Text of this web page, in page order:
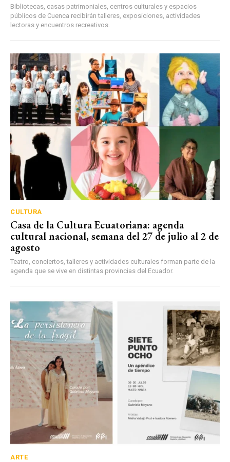
Bibliotecas, casas patrimoniales, centros culturales y espacios
públicos de Cuenca recibirán talleres, exposiciones, actividades
lectoras y encuentros recreativos.
CULTURA
Casa de la Cultura Ecuatoriana: agenda
cultural nacional, semana del 27 de julio al 2 de
agosto
Teatro, conciertos, talleres y actividades culturales forman parte de la
agenda que se vive en distintas provincias del Ecuador.
ARTE